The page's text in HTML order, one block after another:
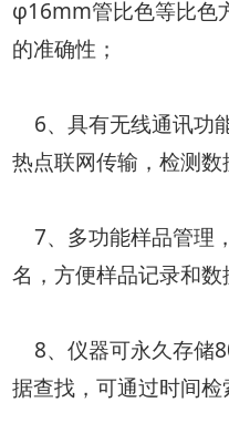
φ16mm管比色等比色
的准确性；
6、具有无线通讯功
热点联网传输，检测数
7、多功能样品管理
名，方便样品记录和数
8、仪器可永久存储
据查找，可通过时间检